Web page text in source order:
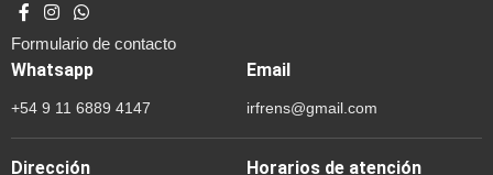
Formulario de contacto
Whatsapp
+54 9 11 6889 4147
Email
irfrens@gmail.com
Dirección Horarios de atención